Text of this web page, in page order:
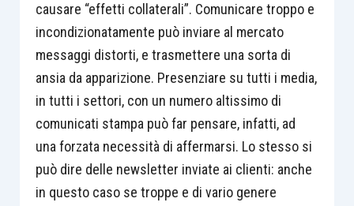
causare “effetti collaterali”. Comunicare troppo e
incondizionatamente può inviare al mercato
messaggi distorti, e trasmettere una sorta di
ansia da apparizione. Presenziare su tutti i media,
in tutti i settori, con un numero altissimo di
comunicati stampa può far pensare, infatti, ad
una forzata necessità di affermarsi. Lo stesso si
può dire delle newsletter inviate ai clienti: anche
in questo caso se troppe e di vario genere